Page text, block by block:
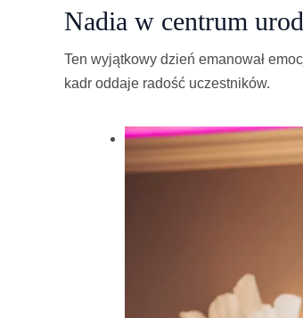
Nadia w centrum
Ten wyjątkowy dzień emanował
kadr oddaje radość uczestników.